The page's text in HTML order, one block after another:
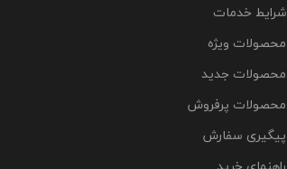
شرایط خدمات
محصولات ویژه
محصولات جدید
محصولات پرفروش
پیگیری سفارش